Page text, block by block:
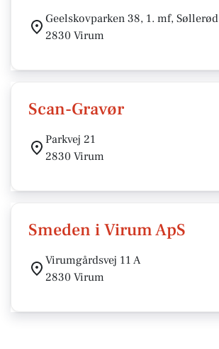
Geelskovparken 38, 1. mf, Søllerød
2830 Virum
Scan-Gravør
Parkvej 21
2830 Virum
Smeden i Virum ApS
Virumgårdsvej 11 A
2830 Virum